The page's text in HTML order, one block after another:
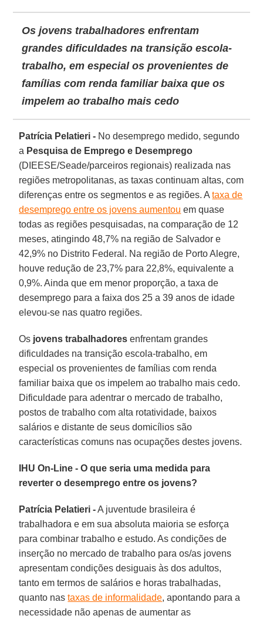
Os jovens trabalhadores enfrentam
grandes dificuldades na transição escola-
trabalho, em especial os provenientes de
famílias com renda familiar baixa que os
impelem ao trabalho mais cedo
Patrícia Pelatieri - No desemprego medido, segundo
a Pesquisa de Emprego e Desemprego
(DIEESE/Seade/parceiros regionais) realizada nas
regiões metropolitanas, as taxas continuam altas, com
diferenças entre os segmentos e as regiões. Ataxa de
desemprego entre os jovens aumentou em quase
todas as regiões pesquisadas, na comparação de 12
meses, atingindo 48,7% na região de Salvador e
42,9% no Distrito Federal. Na região de Porto Alegre,
houve redução de 23,7% para 22,8%, equivalente a
0,9%. Ainda que em menor proporção, a taxa de
desemprego para a faixa dos 25 a 39 anos de idade
elevou-se nas quatro regiões.
Os jovens trabalhadores enfrentam grandes
dificuldades na transição escola-trabalho, em
especial os provenientes de famílias com renda
familiar baixa que os impelem ao trabalho mais cedo.
Dificuldade para adentrar o mercado de trabalho,
postos de trabalho com alta rotatividade, baixos
salários e distante de seus domicílios são
características comuns nas ocupações destes jovens.
IHU On-Line - O que seria uma medida para
reverter o desemprego entre os jovens?
Patrícia Pelatieri -A juventude brasileira é
trabalhadora e em sua absoluta maioria se esforça
para combinar trabalho e estudo. As condições de
inserção no mercado de trabalho para os/as jovens
apresentam condições desiguais às dos adultos,
tanto em termos de salários e horas trabalhadas,
quanto nas taxas de informalidade, apontando para a
necessidade não apenas de aumentar as